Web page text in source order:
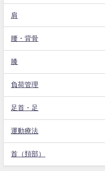
肩
腰・背骨
膝
負荷管理
足首・足
運動療法
首（頚部）